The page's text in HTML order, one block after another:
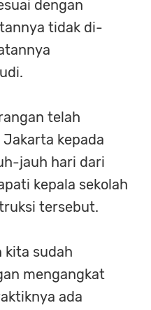
dengan
tidak di-
telah
Jakarta kepada
jauh hari dari
kepala sekolah
tersebut.
kita sudah
mengangkat
ada